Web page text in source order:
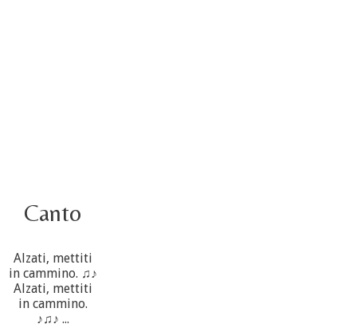
Canto
Alzati, mettiti
in cammino. ♫♪
Alzati, mettiti
in cammino.
♪♫♪ ...